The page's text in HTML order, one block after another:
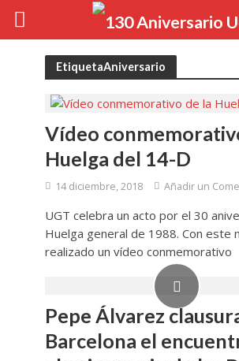
EtiquetaAniversario
Vídeo
Huelga del 14-D
14 diciembre, 2018 Añadir un
UGT celebra un acto por el 30
Huelga general de 1988. Con este
realizado un vídeo conmemorativo
Pepe Álvarez
Barcelona el